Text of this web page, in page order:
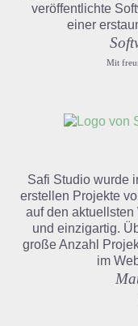
veröffentlichte
einer
Mit
Safi Studio wurde
erstellen Projekte
auf den
und einzigartig.
große Anzahl
im